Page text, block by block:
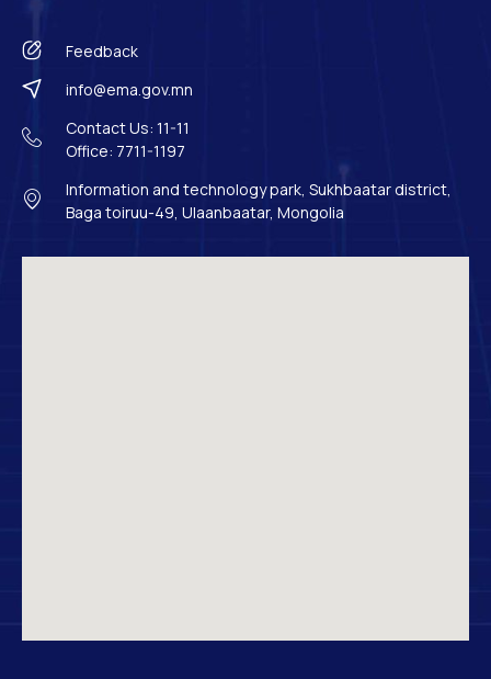
Feedback
info@ema.gov.mn
Contact Us: 11-11
Office: 7711-1197
Information and technology park, Sukhbaatar district,
Baga toiruu-49, Ulaanbaatar, Mongolia